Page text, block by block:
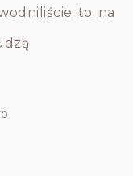
to na